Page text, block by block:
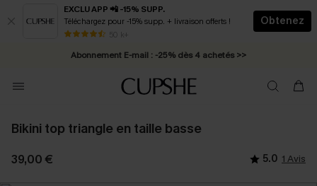
EXCLU APP 📲 -15% SUPP.
Téléchargez pour -15% supp. + livraison offerts !
50 k+
Obtenez
* Livraison éclair 2-3 jours ouvrés >>
Abonnement E-mail : -25% dès 4 achetés >>
Bikini top triangle en taille basse
39,00 € 5.0 1 Avis